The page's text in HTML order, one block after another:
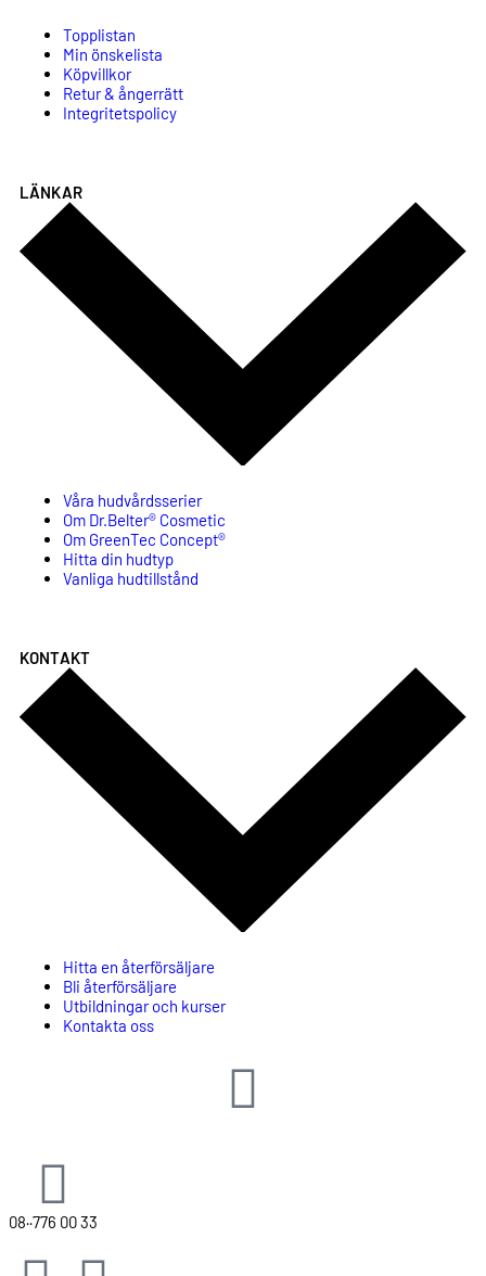
08··776 00 33
Topplistan
Min önskelista
Köpvillkor
Retur & ångerrätt
Integritetspolicy
LÄNKAR
Våra hudvårdsserier
Om Dr.Belter® Cosmetic
Om GreenTec Concept®
Hitta din hudtyp
Vanliga hudtillstånd
KONTAKT
Hitta en återförsäljare
Bli återförsäljare
Utbildningar och kurser
Kontakta oss